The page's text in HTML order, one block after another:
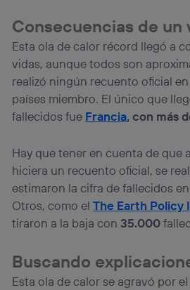
Consecuencias de un
Esta ola de calor récord llegó a
vidas, aunque todos son
realizó ningún recuento oficial
países miembro. El único que
fallecidos fue Francia, con más
Hay que tener en cuenta de que
hiciera un recuento oficial, se
estimaron la cifra de fallecidos
Otros, como elThe Earth Policy
tiraron a la baja con35.000
Buscando
Esta ola de calor se agravó por
identificador. Típicamente:
el marketing o análisis se
actividades de navegación de
que hayan dado su
Si utilizasdatos móviles, el
personalizado, ya que se basará
navegación del usuario del móvil.
“Administrar Utiq” en la parte
visitando el portal de privacidad
(“consenthub”)
. Para más
la política de privacidad de Utiq.